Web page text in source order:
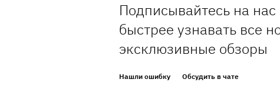
Подписывайтесь на нас
быстрее узнавать все
эксклюзивные обзоры
Нашли ошибку Обсудить в чате